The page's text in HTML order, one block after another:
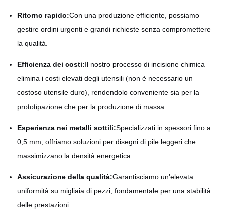
Ritorno rapido:Con una produzione efficiente, possiamo
gestire ordini urgenti e grandi richieste senza compromettere
la qualità.
Efficienza dei costi:Il nostro processo di incisione chimica
elimina i costi elevati degli utensili (non è necessario un
costoso utensile duro), rendendolo conveniente sia per la
prototipazione che per la produzione di massa.
Esperienza nei metalli sottili:Specializzati in spessori fino a
0,5 mm, offriamo soluzioni per disegni di pile leggeri che
massimizzano la densità energetica.
Assicurazione della qualità:Garantisciamo un'elevata
uniformità su migliaia di pezzi, fondamentale per una stabilità
delle prestazioni.